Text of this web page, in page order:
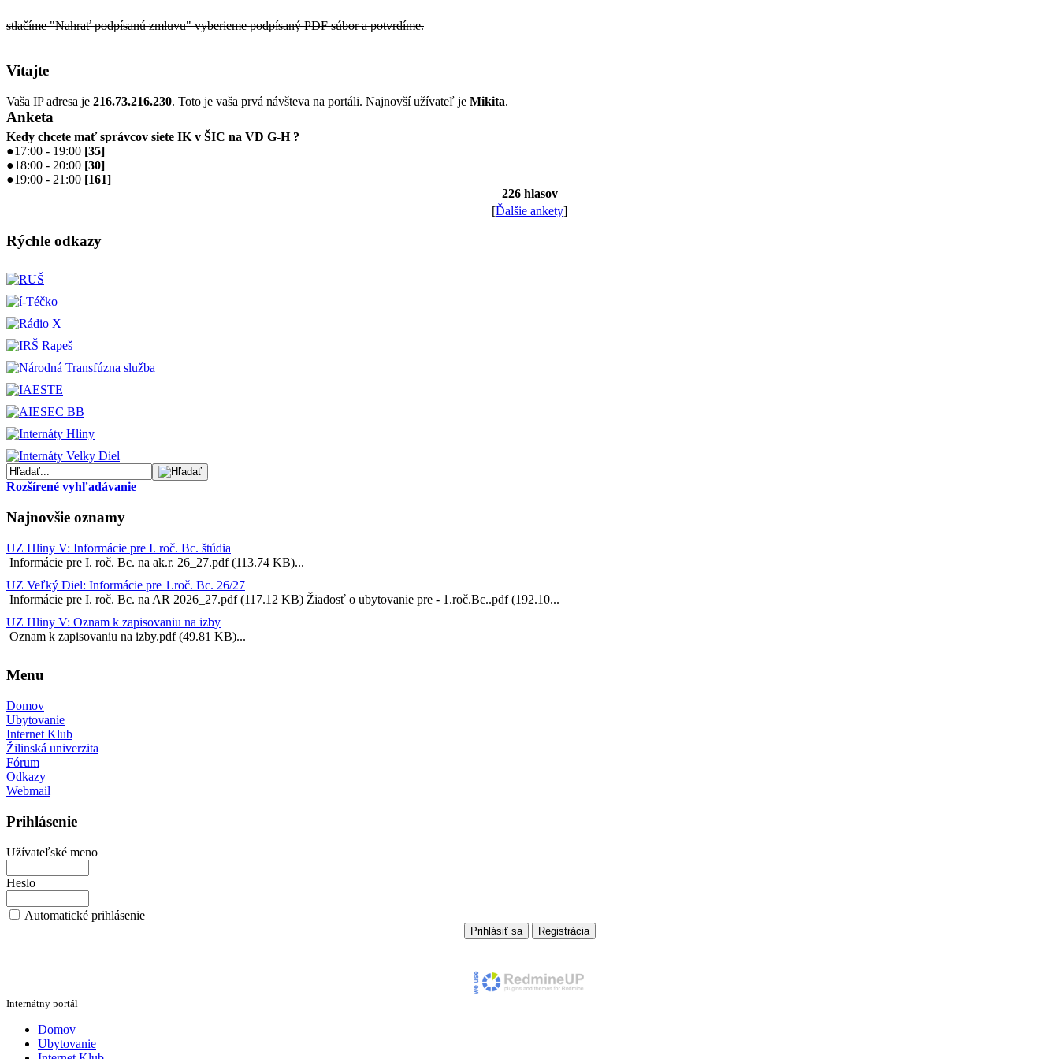
stlačíme "Nahrať podpísanú zmluvu" vyberieme podpísaný PDF súbor a potvrdíme.
Vitajte
Vaša IP adresa je 216.73.216.230. Toto je vaša prvá návšteva na portáli. Najnovší užívateľ je Mikita.
Anketa
Kedy chcete mať správcov siete IK v ŠIC na VD G-H ?
●17:00 - 19:00 [35]
●18:00 - 20:00 [30]
●19:00 - 21:00 [161]
226 hlasov
[Ďalšie ankety]
Rýchle odkazy
Rozšírené vyhľadávanie
Najnovšie oznamy
UZ Hliny V: Informácie pre I. roč. Bc. štúdia
Informácie pre I. roč. Bc. na ak.r. 26_27.pdf (113.74 KB)...
UZ Veľký Diel: Informácie pre 1.roč. Bc. 26/27
Informácie pre I. roč. Bc. na AR 2026_27.pdf (117.12 KB) Žiadosť o ubytovanie pre - 1.roč.Bc..pdf (192.10...
UZ Hliny V: Oznam k zapisovaniu na izby
Oznam k zapisovaniu na izby.pdf (49.81 KB)...
Menu
Domov
Ubytovanie
Internet Klub
Žilinská univerzita
Fórum
Odkazy
Webmail
Prihlásenie
Užívateľské meno
Heslo
Automatické prihlásenie
Internátny portál
Domov
Ubytovanie